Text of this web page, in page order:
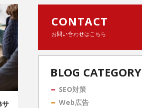
サ
CONTACT
お問い合わせはこちら
BLOG CATEGORY
SEO対策
Web広告